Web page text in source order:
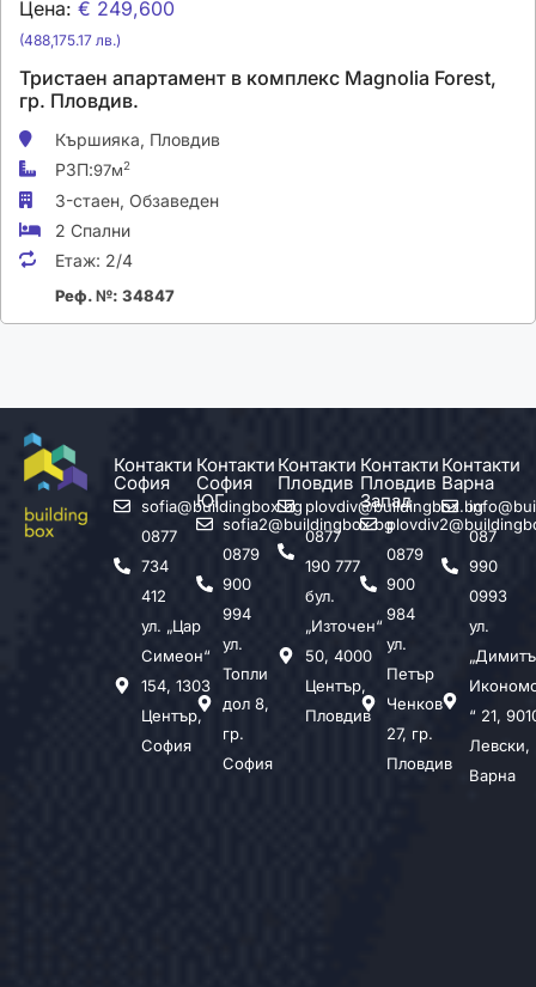
Цена: € 249,600
(488,175.17 лв.)
Тристаен апартамент в комплекс Magnolia Forest,
гр. Пловдив.
Кършияка, Пловдив
РЗП:97м2
3-стаен, Обзаведен
2 Спални
Етаж: 2/4
Реф. №: 34847
Контакти
София
sofia@buildingbox.bg
0877
734
412
ул. „Цар
Симеон“
154, 1303
Център,
София
Контакти
София
ЮГ
sofia2@buildingbox.bg
0879
900
994
ул.
Топли
дол 8,
гр.
София
Контакти
Пловдив
plovdiv@buildingbox.bg
0877
190 777
бул.
„Източен“
50, 4000
Център,
Пловдив
Контакти
Пловдив
Запад
0879
900
984
ул.
Петър
Ченков
27, гр.
Пловдив
Контакти
Варна
087
990
0993
ул.
“ 21,
Левски,
Варна